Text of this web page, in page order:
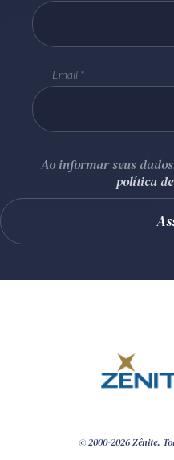
Email
Ao informar seus
política
© 2000-2026 Zênite.